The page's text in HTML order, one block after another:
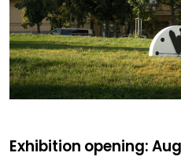
Exhibition opening: